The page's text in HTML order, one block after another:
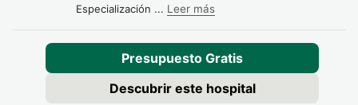
Especialización ... Leer más
Presupuesto Gratis
Descubrir este hospital